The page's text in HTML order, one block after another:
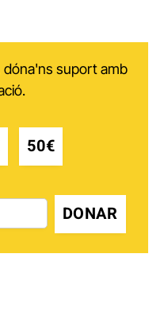
dóna'ns suport amb
50€
DONAR